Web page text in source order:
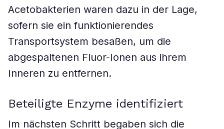
Acetobakterien waren dazu in der Lage,
sofern sie ein funktionierendes
Transportsystem besaßen, um die
abgespaltenen Fluor-Ionen aus ihrem
Inneren zu entfernen.
Beteiligte Enzyme identifiziert
Im nächsten Schritt begaben sich die